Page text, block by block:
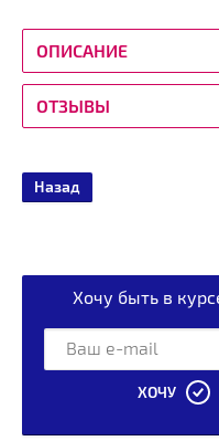
ОПИСАНИЕ
ОТЗЫВЫ
Назад
Хочу быть в
ХОЧУ